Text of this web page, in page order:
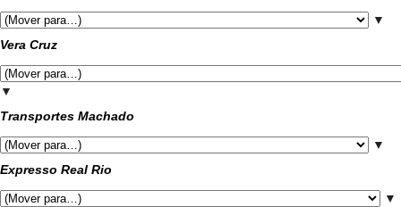
▼
Vera Cruz
▼
Transportes Machado
▼
Expresso Real Rio
▼